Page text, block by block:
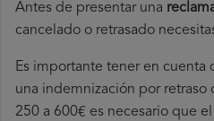
Antes de presentar una
cancelado o retrasado
Es importante tener en cuenta
una indemnización por retraso
250 a 600€ es necesario que